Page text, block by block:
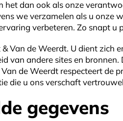
dan ook als onze
we verzamelen als u onze
verbeteren. Zo snapt u
Van de Weerdt. U dient zich
van andere sites en
de Weerdt respecteert de
die u ons verschaft
gegevens